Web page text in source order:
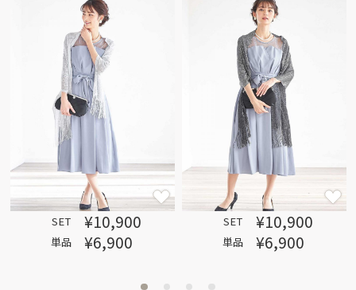
SET ¥10,900
単品 ¥6,900
SET ¥10,900
単品 ¥6,900